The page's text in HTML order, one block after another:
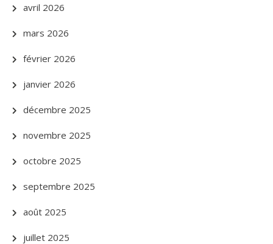
avril 2026
mars 2026
février 2026
janvier 2026
décembre 2025
novembre 2025
octobre 2025
septembre 2025
août 2025
juillet 2025